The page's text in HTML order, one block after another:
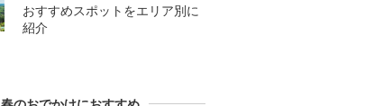
おすすめスポットをエリア別に
紹介